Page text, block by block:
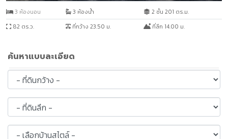
ค้นหาแบบละเอียด
3 ห้องนอน 3 ห้องน้ำ
2 ชั้น 201 ตร.ม.
82 ตร.ว.
ที่กว้าง 23.50 ม. ที่ลึก 14.00 ม.